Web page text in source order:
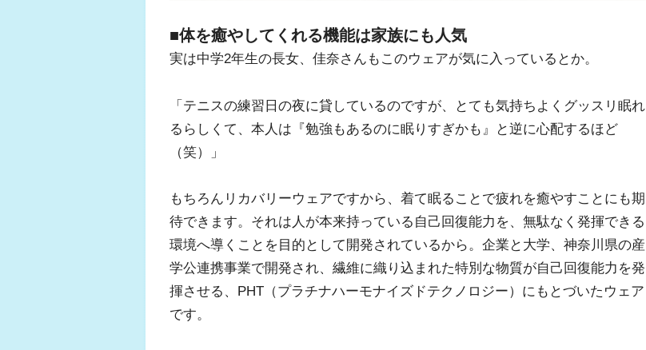
■体を癒やしてくれる機能は家族にも人気
実は中学2年生の長女、佳奈さんもこのウェアが気に入っているとか。
「テニスの練習日の夜に貸しているのですが、とても気持ちよくグッスリ眠れ
るらしくて、本人は『勉強もあるのに眠りすぎかも』と逆に心配するほど
（笑）」
もちろんリカバリーウェアですから、着て眠ることで疲れを癒やすことにも期
待できます。それは人が本来持っている自己回復能力を、無駄なく発揮できる
環境へ導くことを目的として開発されているから。企業と大学、神奈川県の産
学公連携事業で開発され、繊維に織り込まれた特別な物質が自己回復能力を発
揮させる、PHT（プラチナハーモナイズドテクノロジー）にもとづいたウェア
です。